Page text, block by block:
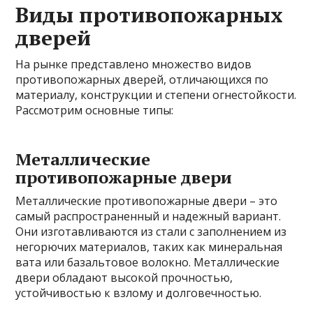
Виды противопожарных
дверей
На рынке представлено множество видов
противопожарных дверей, отличающихся по
материалу, конструкции и степени огнестойкости.
Рассмотрим основные типы:
Металлические
противопожарные двери
Металлические противопожарные двери – это
самый распространенный и надежный вариант.
Они изготавливаются из стали с заполнением из
негорючих материалов, таких как минеральная
вата или базальтовое волокно. Металлические
двери обладают высокой прочностью,
устойчивостью к взлому и долговечностью.